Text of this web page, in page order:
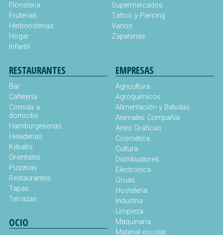
Floristeria
Fruterias
Herboristerías
Hogar
Infantil
Supermercados
Tattoo y Piercing
Varios
Zapaterias
RESTAURANTES
Bar
Cafetería
Comida a
domicilio
Hamburgeserias
Heladerias
Kebabs
Orientales
Pizzerias
Restaurantes
Tapas
Terrazas
OCIO
EMPRESAS
Agricultura
Agroquímicos
Alimentación y Bebidas
Animales Compañía
Artes Gráficas
Cosmética
Cultura
Distribuidores
Electronica
Gruas
Hosteleria
Industria
Limpieza
Maquinaria
Material escolar